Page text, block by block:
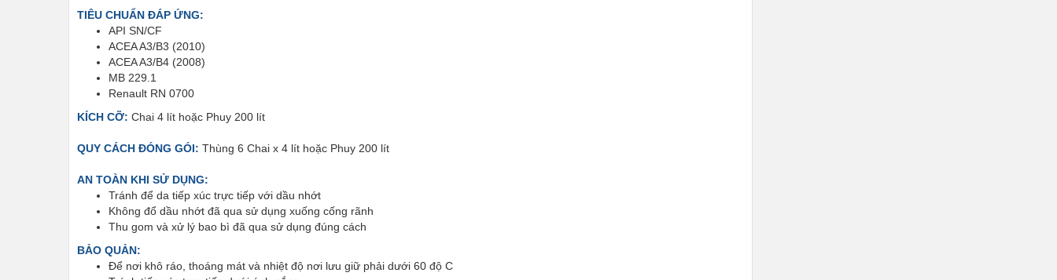
TIÊU CHUẨN ĐÁP ỨNG:
API SN/CF
ACEA A3/B3 (2010)
ACEA A3/B4 (2008)
MB 229.1
Renault RN 0700
KÍCH CỠ: Chai 4 lít hoặc Phuy 200 lít
QUY CÁCH ĐÓNG GÓI: Thùng 6 Chai x 4 lít hoặc Phuy 200 lít
AN TOÀN KHI SỬ DỤNG:
Tránh để da tiếp xúc trực tiếp với dầu nhớt
Không đổ dầu nhớt đã qua sử dụng xuống cống rãnh
Thu gom và xử lý bao bì đã qua sử dụng đúng cách
BẢO QUẢN:
Để nơi khô ráo, thoáng mát và nhiệt độ nơi lưu giữ phải dưới 60 độ C